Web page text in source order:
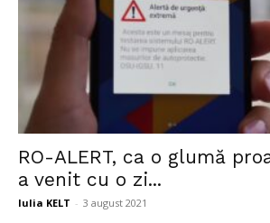
Investigații
RO-ALERT, ca o glumă
a venit cu o zi...
Iulia KELT - 3 august 2021